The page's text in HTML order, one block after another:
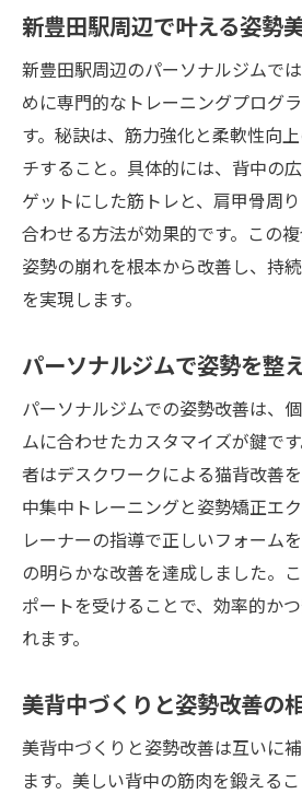
新豊田駅周辺で叶える姿勢
新豊田駅周辺のパーソナルジムで
めに専門的なトレーニングプログ
す。秘訣は、筋力強化と柔軟性向
チすること。具体的には、背中の
ゲットにした筋トレと、肩甲骨周
合わせる方法が効果的です。この
姿勢の崩れを根本から改善し、持
を実現します。
パーソナルジムで姿勢を整
パーソナルジムでの姿勢改善は、
ムに合わせたカスタマイズが鍵で
者はデスクワークによる猫背改善
中集中トレーニングと姿勢矯正エ
レーナーの指導で正しいフォーム
の明らかな改善を達成しました。
ポートを受けることで、効率的か
れます。
美背中づくりと姿勢改善の
美背中づくりと姿勢改善は互いに
ます。美しい背中の筋肉を鍛える